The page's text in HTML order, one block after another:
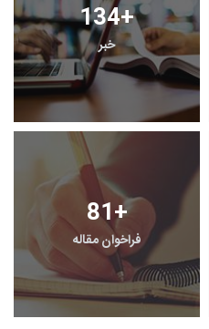
134+
خبر
81+
فراخوان مقاله